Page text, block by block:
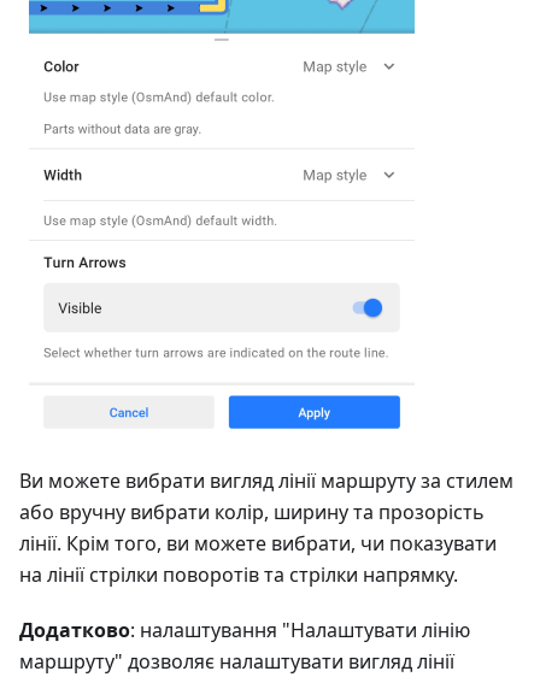
Ви можете вибрати вигляд лінії маршруту за стилем
або вручну вибрати колір, ширину та прозорість
лінії. Крім того, ви можете вибрати, чи показувати
на лінії стрілки поворотів та стрілки напрямку.
Додатково: налаштування "Налаштувати лінію
маршруту" дозволяє налаштувати вигляд лінії